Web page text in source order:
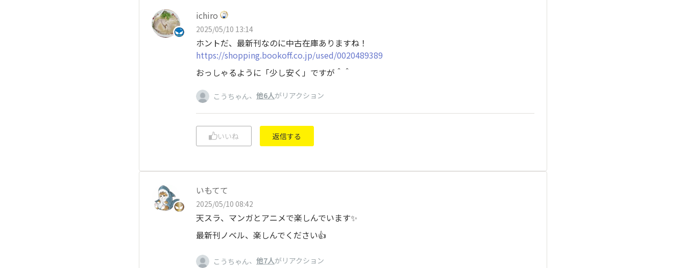
ichiro
2025/05/10 13:14
ホントだ、最新刊なのに中古在庫ありますね！
https://shopping.bookoff.co.jp/used/0020489389
おっしゃるように「少し安く」ですが＾＾
こうちゃん、 他6人がリアクション
いいね 返信する
いもてて
2025/05/10 08:42
天スラ、マンガとアニメで楽しんでいます✨
最新刊ノベル、楽しんでください👍
こうちゃん、 他7人がリアクション